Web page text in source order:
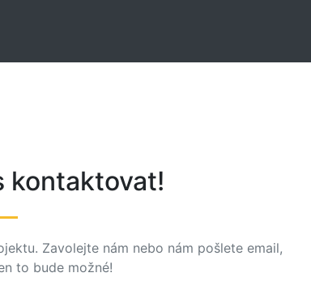
kontaktovat!
Zavolejte nám nebo nám pošlete email,
to bude možné!